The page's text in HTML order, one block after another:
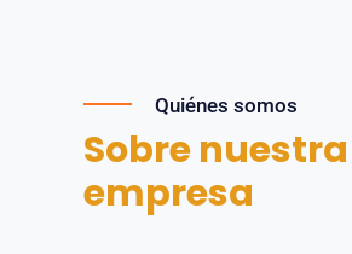
Quiénes somos
Sobre nuestra
empresa